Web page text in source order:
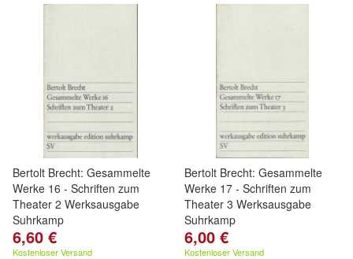
Bertolt Brecht: Gesammelte
Werke 16 - Schriften zum
Theater 2 Werksausgabe
Suhrkamp
6,60 €
Kostenloser Versand
Bertolt Brecht: Gesammelte
Werke 17 - Schriften zum
Theater 3 Werksausgabe
Suhrkamp
6,00 €
Kostenloser Versand